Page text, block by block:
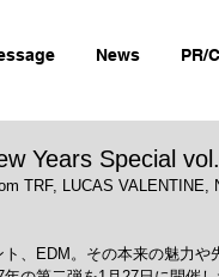
News PR/
Years Special
TRF, LUCAS VALENTINE,
、EDM。その本来の魅力